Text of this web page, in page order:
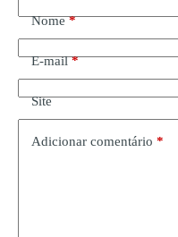
Nome*
E-mail*
Site
Adicionar comentário *